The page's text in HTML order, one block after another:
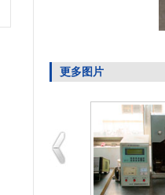
更多图片